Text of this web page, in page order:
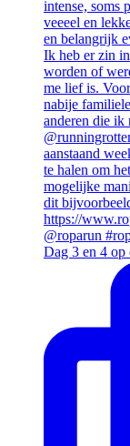
Dag 3 en 4 op